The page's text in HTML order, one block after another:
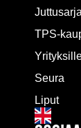
TPS-
Seura
Liput